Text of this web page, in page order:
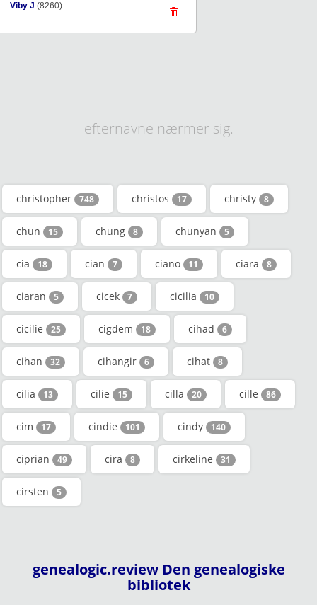
Viby J (8260)
efternavne nærmer sig.
christopher 748 christos 17 christy 8
chun 15 chung 8 chunyan 5
cia 18 cian 7 ciano 11 ciara 8
ciaran 5 cicek 7 cicilia 10
cicilie 25 cigdem 18 cihad 6
cihan 32 cihangir 6 cihat 8
cilia 13 cilie 15 cilla 20 cille 86
cim 17 cindie 101 cindy 140
ciprian 49 cira 8 cirkeline 31
cirsten 5
genealogic.review Den genealogiske
bibliotek